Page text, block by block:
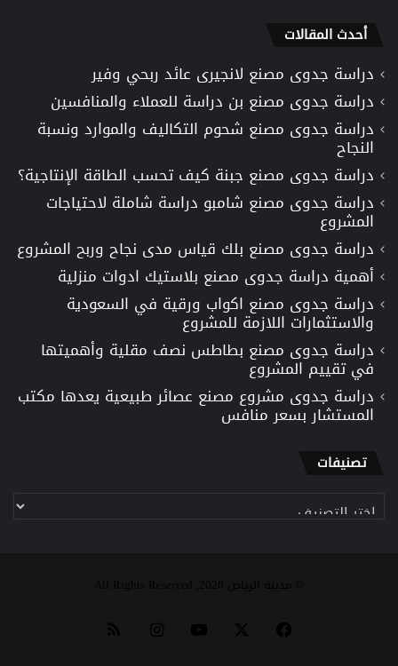
أحدث المقالات
دراسة جدوى مصنع لانجيرى عائد ربحي وفير
دراسة جدوى مصنع بن دراسة للعملاء والمنافسين
دراسة جدوى مصنع شحوم التكاليف والموارد ونسبة
النجاح
دراسة جدوى مصنع جبنة كيف تحسب الطاقة الإنتاجية؟
دراسة جدوى مصنع شامبو دراسة شاملة لاحتياجات
المشروع
دراسة جدوى مصنع بلك قياس مدى نجاح وربح المشروع
أهمية دراسة جدوى مصنع بلاستيك ادوات منزلية
دراسة جدوى مصنع اكواب ورقية في السعودية
والاستثمارات اللازمة للمشروع
دراسة جدوى مصنع بطاطس نصف مقلية وأهميتها
في تقييم المشروع
دراسة جدوى مشروع مصنع عصائر طبيعية يعدها مكتب
المستشار بسعر منافس
تصنيفات
تصنيفات
© مدينة الرياض 2026, All Rights Reserved
فيسبوك ‫YouTube انستقرام